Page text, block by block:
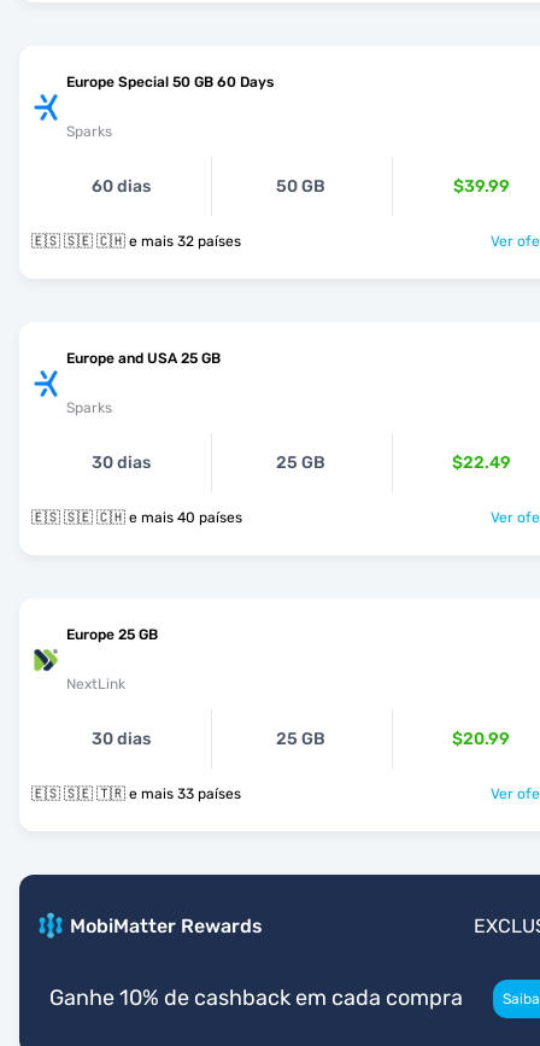
Europe Special 50 GB 60 Days
Sparks
60 dias 50 GB $39.99
🇪🇸 🇸🇪 🇨🇭 e mais 32 países Ver
Europe and USA 25 GB
Sparks
30 dias 25 GB $22.49
🇪🇸 🇸🇪 🇨🇭 e mais 40 países Ver
Europe 25 GB
NextLink
30 dias 25 GB $20.99
🇪🇸 🇸🇪 🇹🇷 e mais 33 países Ver
MobiMatter Rewards
Ganhe 10% de cashback em cada compra